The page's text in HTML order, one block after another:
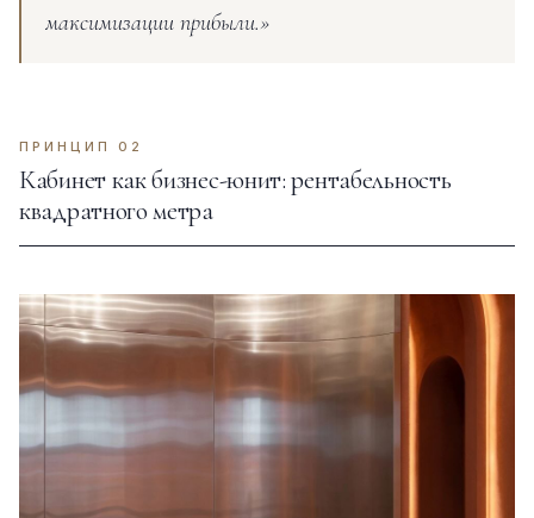
максимизации прибыли.»
ПРИНЦИП 02
Кабинет как бизнес-юнит: рентабельность
квадратного метра